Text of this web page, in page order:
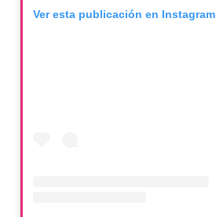
Ver esta publicación en Instagram